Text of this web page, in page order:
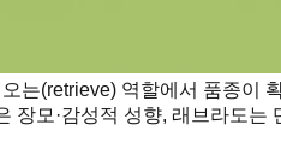
는(retrieve) 역할에서 품종이
장모·감성적 성향, 래브라도